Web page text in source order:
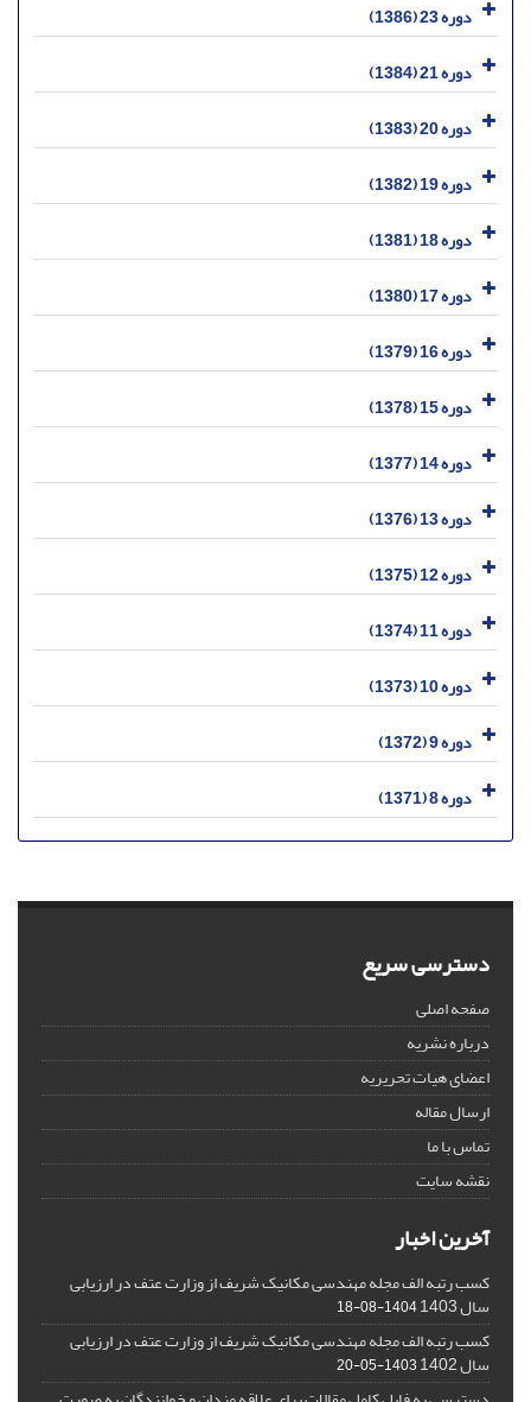
دوره 23 (1386)
دوره 21 (1384)
دوره 20 (1383)
دوره 19 (1382)
دوره 18 (1381)
دوره 17 (1380)
دوره 16 (1379)
دوره 15 (1378)
دوره 14 (1377)
دوره 13 (1376)
دوره 12 (1375)
دوره 11 (1374)
دوره 10 (1373)
دوره 9 (1372)
دوره 8 (1371)
دسترسی سریع
صفحه اصلی
درباره نشریه
اعضای هیات تحریریه
ارسال مقاله
تماس با ما
نقشه سایت
آخرین اخبار
کسب رتبه الف مجله مهندسی مکانیک شریف از وزارت عتف در ارزیابی
سال 1403 1404-08-18
کسب رتبه الف مجله مهندسی مکانیک شریف از وزارت عتف در ارزیابی
سال 1402 1403-05-20